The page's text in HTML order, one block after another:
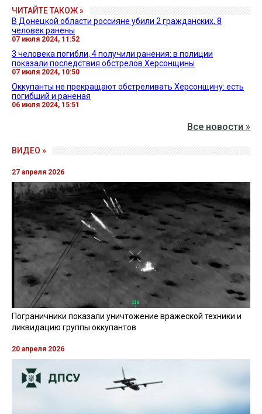
ЧИТАЙТЕ ТАКОЖ »
В Донецкой области россияне убили 2 гражданских, 8
человек ранены
07 июля 2024, 11:52
3 человека погибли, 4 получили ранения: в полиции
показали последствия обстрелов Херсонщины
07 июля 2024, 10:50
Оккупанты не прекращают обстреливать Херсонщину: есть
погибший и раненая
06 июля 2024, 15:51
Все новости »
ВИДЕО »
27 апреля 2026
Пограничники показали уничтожение вражеской техники и
ликвидацию группы оккупантов
20 апреля 2026